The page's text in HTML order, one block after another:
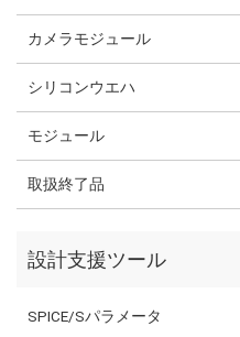
カメラモジュール
シリコンウエハ
モジュール
取扱終了品
設計支援ツール
SPICE/Sパラメータ